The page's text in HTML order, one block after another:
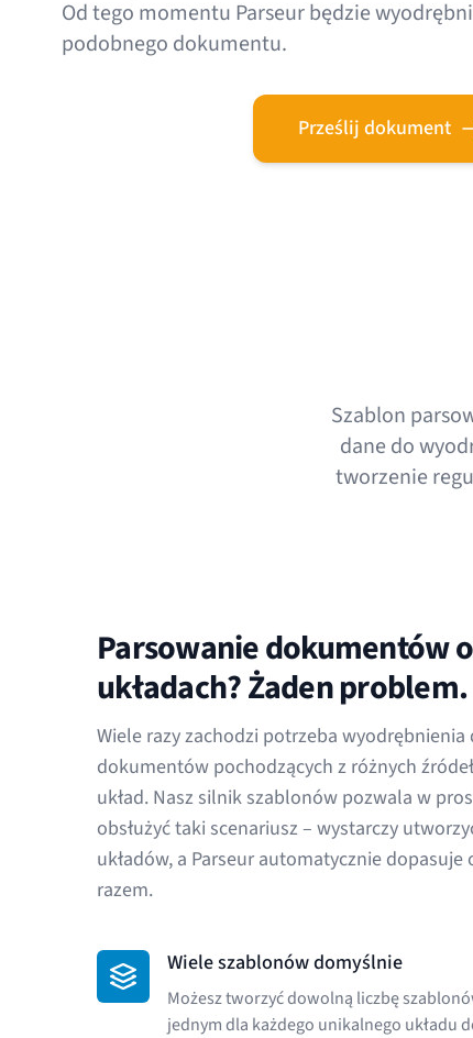
Od tego momentu Parseur będzie
podobnego dokumentu.
Prześlij dokument
Szablon
dane do
tworzenie
Parsowanie dokumentów
układach? Żaden problem.
Wiele razy zachodzi potrzeba
dokumentów pochodzących z różnych
układ. Nasz silnik szablonów pozwala w
obsłużyć taki scenariusz – wystarczy
układów, a Parseur automatycznie
razem.
Wiele szablonów domyślnie
Możesz tworzyć dowolną liczbę
jednym dla każdego unikalnego układu